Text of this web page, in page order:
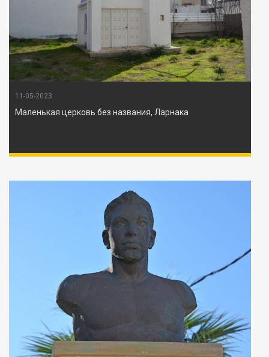
11-05-2023
Маленькая церковь без названия, Ларнака